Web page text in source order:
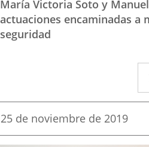
María Victoria Soto y
actuaciones encaminadas a
seguridad
Fecha
la
25 de noviembre de 2019